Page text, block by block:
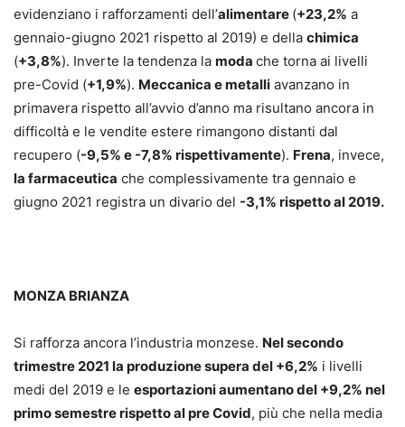
evidenziano i rafforzamenti dell’alimentare (+23,2% a
gennaio-giugno 2021 rispetto al 2019) e della chimica
(+3,8%). Inverte la tendenza la moda che torna ai livelli
pre-Covid (+1,9%). Meccanica e metalli avanzano in
primavera rispetto all’avvio d’anno ma risultano ancora in
difficoltà e le vendite estere rimangono distanti dal
recupero (-9,5% e -7,8% rispettivamente). Frena, invece,
la farmaceutica che complessivamente tra gennaio e
giugno 2021 registra un divario del -3,1% rispetto al 2019.
MONZA BRIANZA
Si rafforza ancora l’industria monzese. Nel secondo
trimestre 2021 la produzione supera del +6,2% i livelli
medi del 2019 e le esportazioni aumentano del +9,2% nel
primo semestre rispetto al pre Covid, più che nella media